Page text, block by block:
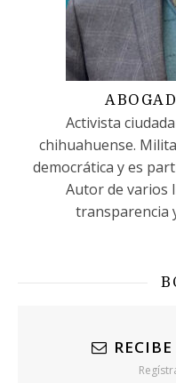
Activista
chihuahuense.
democrática y es
Autor de varios
transparencia